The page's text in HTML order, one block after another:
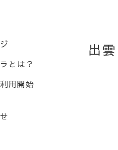
出
とは？
用開始